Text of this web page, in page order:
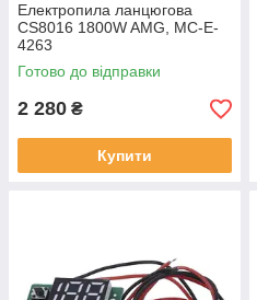
Електропила ланцюгова
CS8016 1800W AMG, MC-E-
4263
Готово до відправки
2 280 ₴
Купити